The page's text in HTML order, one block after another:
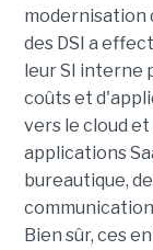
modernisation
des DSI a
leur SI interne
coûts et
vers le cloud
applications
bureautique,
Bien sûr, ces